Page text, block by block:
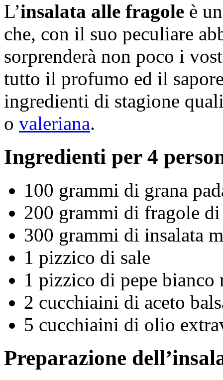
L’insalata alle fragole è
che, con il suo peculiare
sorprenderà non poco i
tutto il profumo ed il
ingredienti di stagione
o valeriana.
Ingredienti per 4
100 grammi di grana
200 grammi di fragole di
300 grammi di insalata
1 pizzico di sale
1 pizzico di pepe bianco
2 cucchiaini di aceto
5 cucchiaini di olio
Preparazione